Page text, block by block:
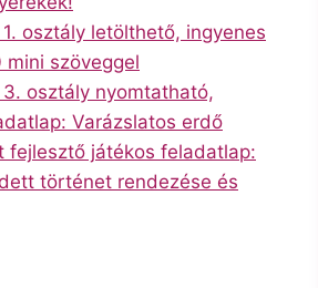
osztály letölthető, ingyenes
szöveggel
osztály nyomtatható,
Varázslatos erdő
fejlesztő játékos feladatlap:
történet rendezése és